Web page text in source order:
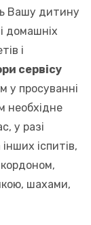
Вашу дитину
домашніх
і
сервісу
у просуванні
необхідне
у разі
іспитів,
шахами,